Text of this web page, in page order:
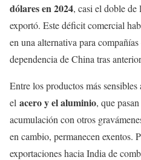
dólares en 2024, casi el doble
exportó. Este déficit comercial
en una alternativa para
dependencia de China tras
Entre los productos más
el acero y el aluminio, que
acumulación con otros
en cambio, permanecen exentos.
exportaciones hacia India de